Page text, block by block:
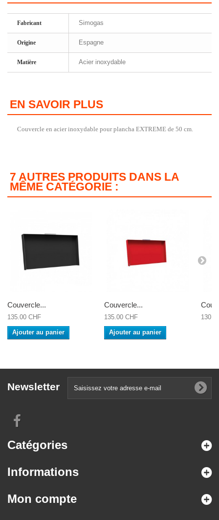
Fabricant Simogas
Origine Espagne
Matière Acier inoxydable
EN SAVOIR PLUS
Couvercle en acier inoxydable pour plancha EXTREME de 50 cm.
7 AUTRES PRODUITS DANS LA
MÊME CATÉGORIE :
Couvercle...
135.00 CHF
Ajouter au panier
Couvercle...
135.00 CHF
Ajouter au panier
Newsletter
Catégories
Informations
Mon compte